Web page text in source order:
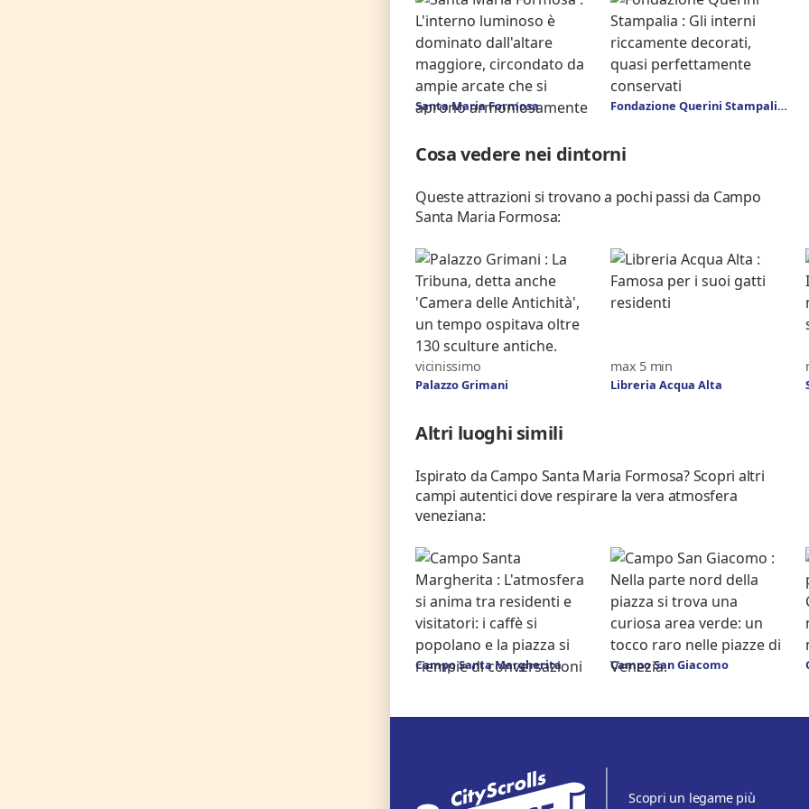
Santa Maria Formosa Fondazione Querini Stampalia
Cosa vedere nei dintorni
Queste attrazioni si trovano a pochi passi da Campo
Santa Maria Formosa:
vicinissimo
Palazzo Grimani
max 5 min
Libreria Acqua Alta
Altri luoghi simili
Ispirato da Campo Santa Maria Formosa? Scopri altri
campi autentici dove respirare la vera atmosfera
veneziana:
Campo Santa Margherita Campo San Giacomo
Scopri un legame più